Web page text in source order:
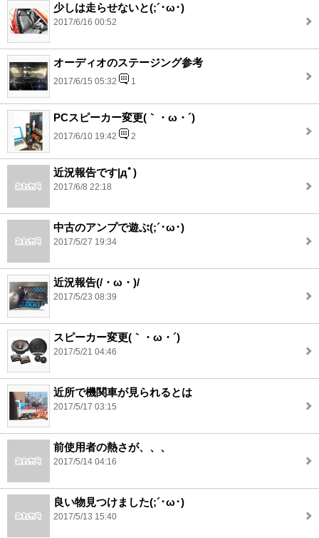
少しは走らせないと(;´･ω･)
2017/6/16 00:52
オーディオのステージング参考
2017/6/15 05:32 1
PCスピーカー変更(｀・ω・´)
2017/6/10 19:42 2
近況報告です|дﾟ)
2017/6/8 22:18
中古のアンプで遊ぶ(;´･ω･)
2017/5/27 19:34
近況報告(/・ω・)/
2017/5/23 08:39
スピーカー変更(｀・ω・´)
2017/5/21 04:46
近所で機関車が見られるとは
2017/5/17 03:15
前使用者の熱さが、、、
2017/5/14 04:16
良い物見つけました(;´･ω･)
2017/5/13 15:40